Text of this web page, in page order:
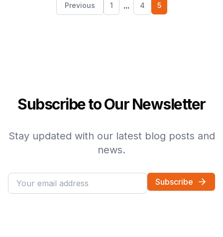
Previous 1 ... 4 5
Subscribe to Our Newsletter
Stay updated with our latest blog posts and
news.
Subscribe